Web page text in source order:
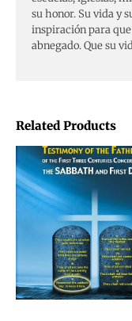
su honor. Su vida y
inspiración para
abnegado. Que su
Related Products